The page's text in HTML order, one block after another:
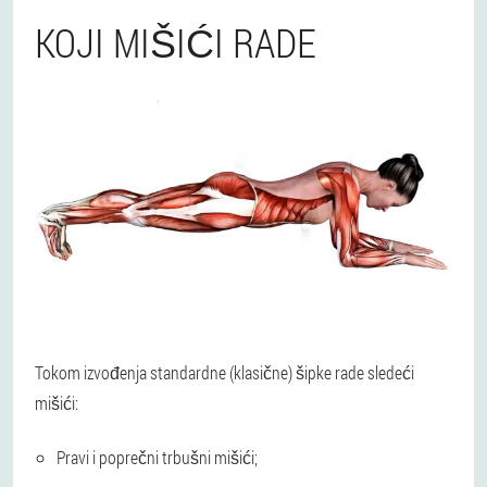
KOJI MIŠIĆI RADE
Tokom izvođenja standardne (klasične) šipke rade sledeći
mišići:
Pravi i poprečni trbušni mišići;